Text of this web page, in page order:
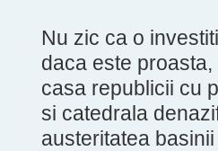
Nu zic ca o
daca este
casa republicii cu
si catedrala
austeritatea